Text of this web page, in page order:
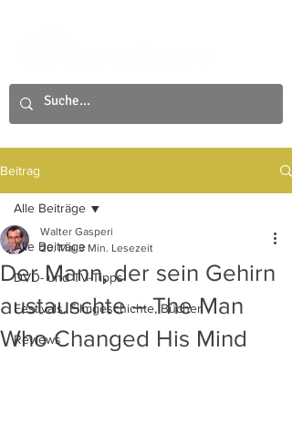
Beitrag
Alle Beiträge
DVD- und TV-Tipps
Festivals, Filmgeschichte, Bücher
Reviews
Alle Beiträge
Der Mann, der sein Gehirn
austauschte – The Man
Who Changed His Mind
Walter Gasperi
20. Mai 3 Min. Lesezeit